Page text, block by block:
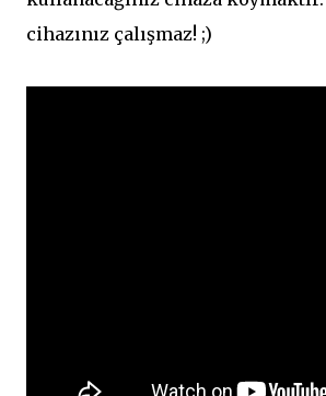
cihazınız çalışmaz! ;)